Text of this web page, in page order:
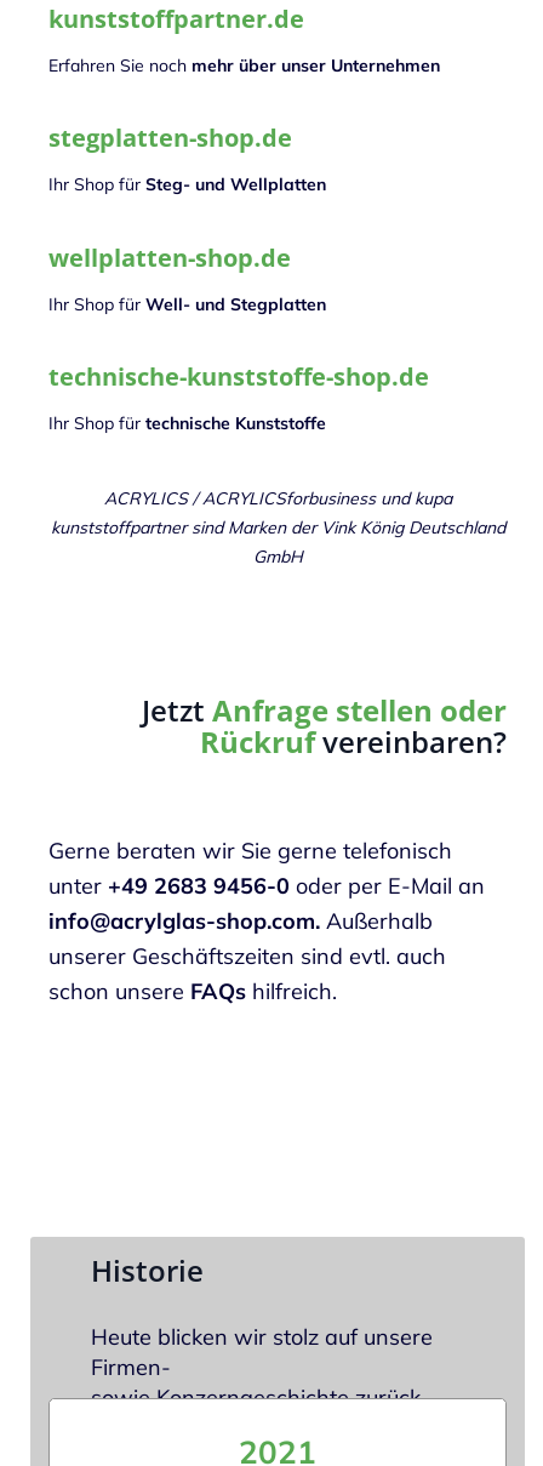
kunststoffpartner.de
Erfahren Sie noch mehr über unser Unternehmen
stegplatten-shop.de
Ihr Shop für Steg- und Wellplatten
wellplatten-shop.de
Ihr Shop für Well- und Stegplatten
technische-kunststoffe-shop.de
Ihr Shop für technische Kunststoffe
ACRYLICS / ACRYLICSforbusiness und kupa
kunststoffpartnersind Marken der Vink König Deutschland
GmbH
Jetzt Anfrage stellen oder
Rückrufvereinbaren?
Gerne beraten wir Sie gerne telefonisch
unter +49 2683 9456-0 oder per E-Mail an
info@acrylglas-shop.com. Außerhalb
unserer Geschäftszeiten sind evtl. auch
schon unsere FAQs hilfreich.
Historie
Heute blicken wir stolz auf unsere
Firmen-
sowie Konzerngeschichte zurück.
2021